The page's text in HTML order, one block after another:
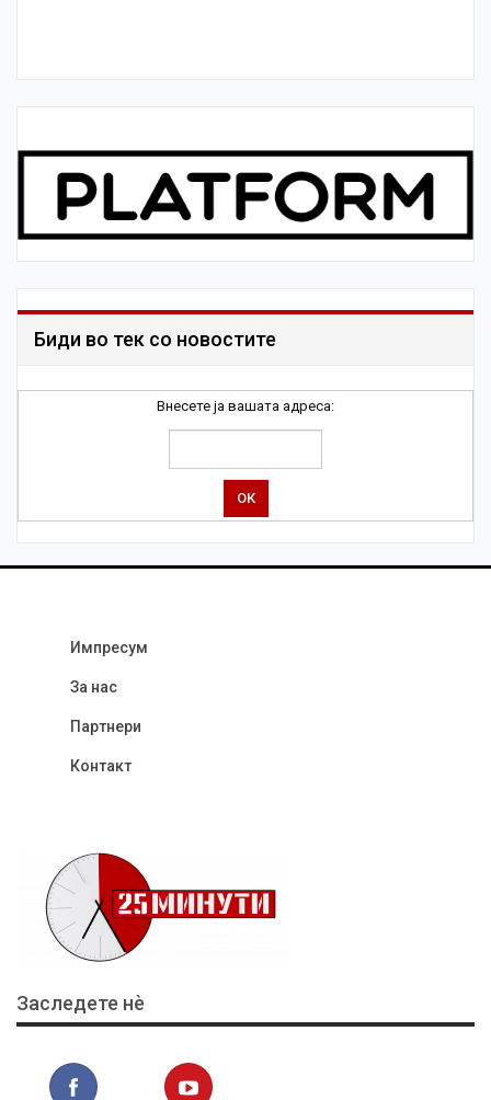
Биди во тек со новостите
Внесете ја вашата адреса:
Импресум
За нас
Партнери
Контакт
Заследете нѐ